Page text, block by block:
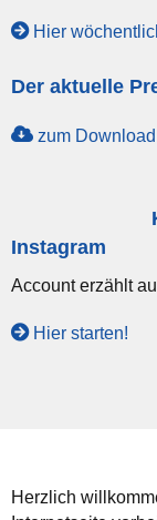
Hier
Der aktuelle
zum
Instagram
Account erzählt
Hier starten!
Herzlich